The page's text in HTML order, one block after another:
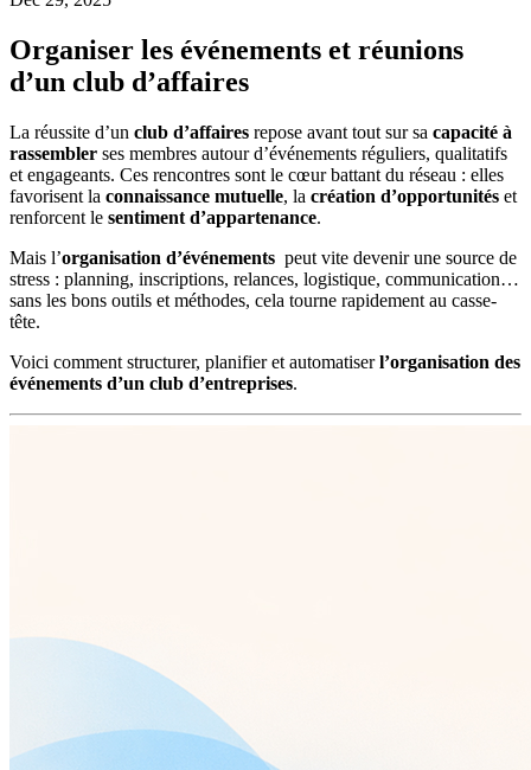
Organiser les événements et réunions
d’un club d’affaires
La réussite d’un club d’affaires repose avant tout sur sa capacité à
rassembler ses membres autour d’événements réguliers, qualitatifs
et engageants. Ces rencontres sont le cœur battant du réseau : elles
favorisent la connaissance mutuelle, la création d’opportunités et
renforcent le sentiment d’appartenance.
Mais l’organisation d’événements peut vite devenir une source de
stress : planning, inscriptions, relances, logistique, communication…
sans les bons outils et méthodes, cela tourne rapidement au casse-
tête.
Voici comment structurer, planifier et automatiserl’organisation des
événements d’un club d’entreprises.